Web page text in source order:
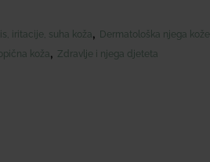
iritacije, suha koža, Dermatološka njega kože
koža, Zdravlje i njega djeteta